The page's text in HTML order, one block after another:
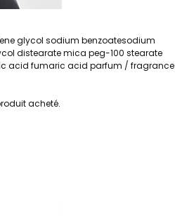
glycol sodium benzoatesodium
distearate mica peg-100 stearate
acid fumaric acid parfum / fragrance
acheté.